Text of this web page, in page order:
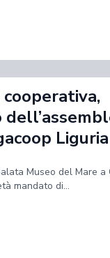
Liguria
Museo del Mare a
mandato di...